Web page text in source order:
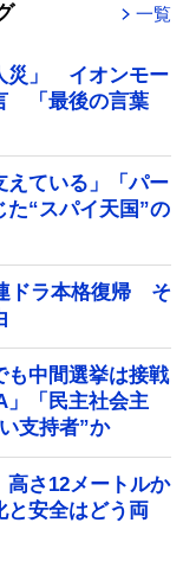
一覧
災」 イオンモー
「最後の言葉
えている」「パー
た“スパイ天国”の
ドラ本格復帰 そ
も中間選挙は接戦
「民主社会主
支持者”か
さ12メートルか
安全はどう両